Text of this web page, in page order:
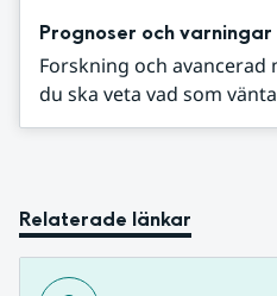
Prognoser och varningar
Forskning och
du ska veta vad som
Relaterade länkar